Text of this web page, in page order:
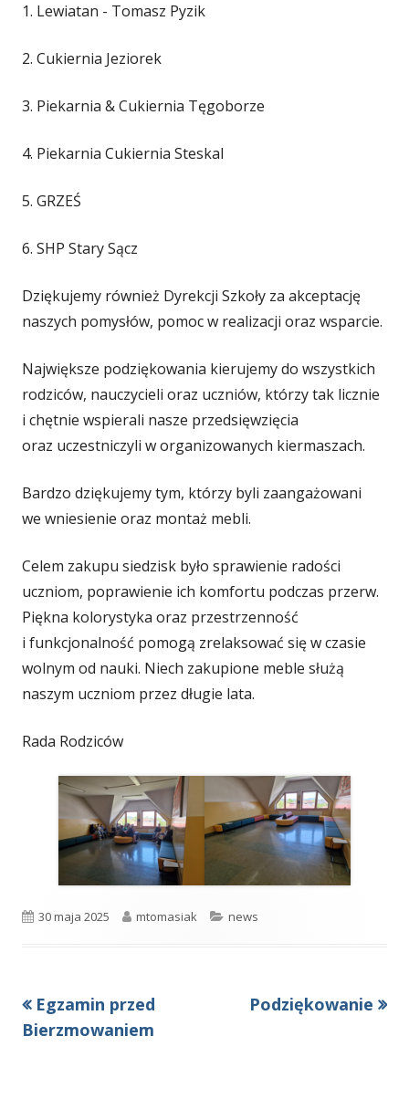
1. Lewiatan - Tomasz Pyzik
2. Cukiernia Jeziorek
3. Piekarnia & Cukiernia Tęgoborze
4. Piekarnia Cukiernia Steskal
5. GRZEŚ
6. SHP Stary Sącz
Dziękujemy również Dyrekcji Szkoły za akceptację
naszych pomysłów, pomoc w realizacji oraz wsparcie.
Największe podziękowania kierujemy do wszystkich
rodziców, nauczycieli oraz uczniów, którzy tak licznie
i chętnie wspierali nasze przedsięwzięcia
oraz uczestniczyli w organizowanych kiermaszach.
Bardzo dziękujemy tym, którzy byli zaangażowani
we wniesienie oraz montaż mebli.
Celem zakupu siedzisk było sprawienie radości
uczniom, poprawienie ich komfortu podczas przerw.
Piękna kolorystyka oraz przestrzenność
i funkcjonalność pomogą zrelaksować się w czasie
wolnym od nauki. Niech zakupione meble służą
naszym uczniom przez długie lata.
Rada Rodziców
Opublikowano
30 maja 2025 Autor
mtomasiak Kategorie
news
Nawigacja
Poprzedni
artykół
Egzamin przed
Bierzmowaniem
Następny
Podziękowanie